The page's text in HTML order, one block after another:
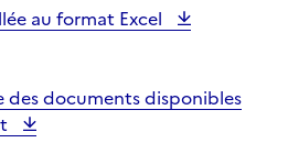
au format Excel
des documents disponibles